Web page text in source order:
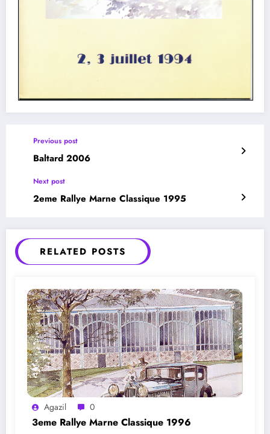
Previous post
Baltard 2006
Next post
2eme Rallye Marne Classique 1995
RELATED POSTS
Agazil 0
3eme Rallye Marne Classique 1996